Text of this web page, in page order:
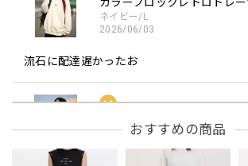
ネイビー/L
2026/06/03
流石に配達遅かったお
レッド/L
2026/05/30
おすすめの商品